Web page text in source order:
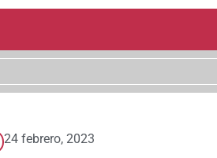
24 febrero, 2023